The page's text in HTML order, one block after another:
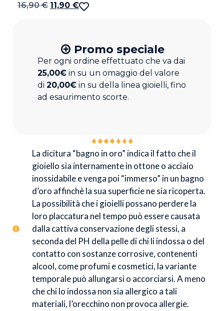
16,90€ 11,90 €
Promo speciale
Per ogni ordine effettuato che va dai
25,00€ in su un omaggio del valore
di 20,00€ in su della linea gioielli, fino
ad esaurimento scorte.
La dicitura “bagno in oro” indica il fatto che il
gioiello sia internamente in ottone o acciaio
inossidabile e venga poi “immerso” in un bagno
d’oro affinchè la sua superficie ne sia ricoperta.
La possibilità che i gioielli possano perdere la
loro placcatura nel tempo può essere causata
dalla cattiva conservazione degli stessi, a
seconda del PH della pelle di chi li indossa o del
contatto con sostanze corrosive, contenenti
alcool, come profumi e cosmetici, la variante
temporale può allungarsi o accorciarsi. A meno
che chi lo indossa non sia allergico a tali
materiali, l’orecchino non provoca allergie.